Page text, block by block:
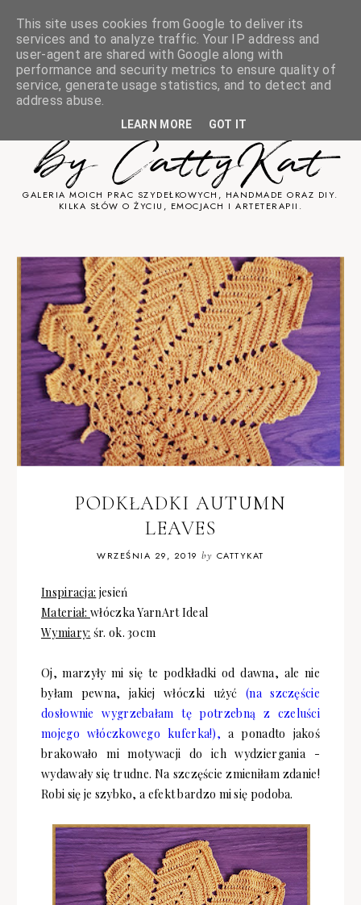
Sztuka Cicha
by CattyKat
GALERIA MOICH PRAC SZYDEŁKOWYCH, HANDMADE ORAZ DIY.
KILKA SŁÓW O ŻYCIU, EMOCJACH I ARTETERAPII.
PODKŁADKI AUTUMN
LEAVES
WRZEŚNIA 29, 2019 by CATTYKAT
Inspiracja: jesień
Materiał: włóczka YarnArt Ideal
Wymiary: śr. ok. 30cm
Oj, marzyły mi się te podkładki od dawna, ale nie
byłam pewna, jakiej włóczki użyć (na szczęście
dosłownie wygrzebałam tę potrzebną z czeluści
mojego włóczkowego kuferka!), a ponadto jakoś
brakowało mi motywacji do ich wydziergania -
wydawały się trudne. Na szczęście zmieniłam zdanie!
Robi się je szybko, a efekt bardzo mi się podoba.
This site uses cookies from Google to deliver its
services and to analyze traffic. Your IP address and
user-agent are shared with Google along with
performance and security metrics to ensure quality of
service, generate usage statistics, and to detect and
address abuse.
LEARN MORE GOT IT